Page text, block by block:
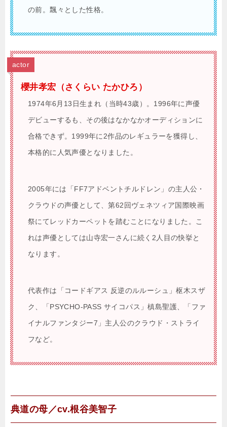
の前。飄々とした性格。
actor
櫻井孝宏（さくらい たかひろ）
1974年6月13日生まれ（当時43歳）。1996年に声優
デビューするも、その後はなかなかオーディションに
合格できず。1999年に2作品のレギュラーを獲得し、
本格的に人気声優となりました。
2005年には「FF7アドベントチルドレン」の主人公・
クラウドの声優として、第62回ヴェネツィア国際映画
祭にてレッドカーペットを踏むことになりました。こ
れは声優としては山寺宏一さんに続く2人目の快挙と
なります。
代表作は「コードギアス 反逆のルルーシュ」枢木スザ
ク、「PSYCHO-PASS サイコパス」槙島聖護、「ファ
イナルファンタジー7」主人公のクラウド・ストライ
フなど。
典道の母／cv.根谷美智子